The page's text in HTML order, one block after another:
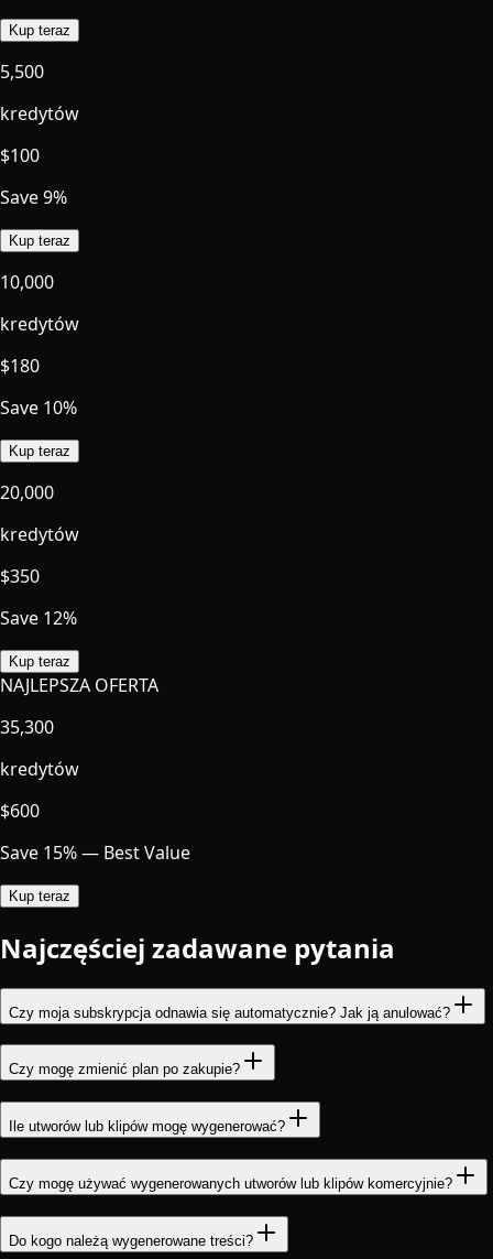
Kup teraz
5,500
kredytów
$100
Save 9%
Kup teraz
10,000
kredytów
$180
Save 10%
Kup teraz
20,000
kredytów
$350
Save 12%
Kup teraz
NAJLEPSZA OFERTA
35,300
kredytów
$600
Save 15% — Best Value
Kup teraz
Najczęściej zadawane pytania
Czy moja subskrypcja odnawia się automatycznie? Jak ją anulować?
Czy mogę zmienić plan po zakupie?
Ile utworów lub klipów mogę wygenerować?
Czy mogę używać wygenerowanych utworów lub klipów komercyjnie?
Do kogo należą wygenerowane treści?